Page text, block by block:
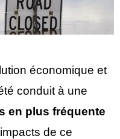
économique et
conduit à une
en plus fréquente
de ce